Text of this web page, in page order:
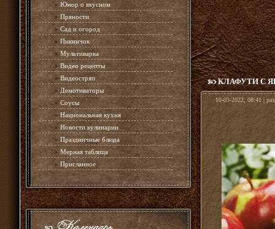
» Юмор о вкусном
» Пряности
» Сад и огород
» Пикничок
» Мультиварка
» Видео рецепты
» Видеостряп
» Демотиваторы
» Соусы
» Национальная кухня
» Новости кулинарии
» Праздничные блюда
» Мерная таблица
» Присланное
КЛАФУТИ С
10-03-2022, 08:41 |